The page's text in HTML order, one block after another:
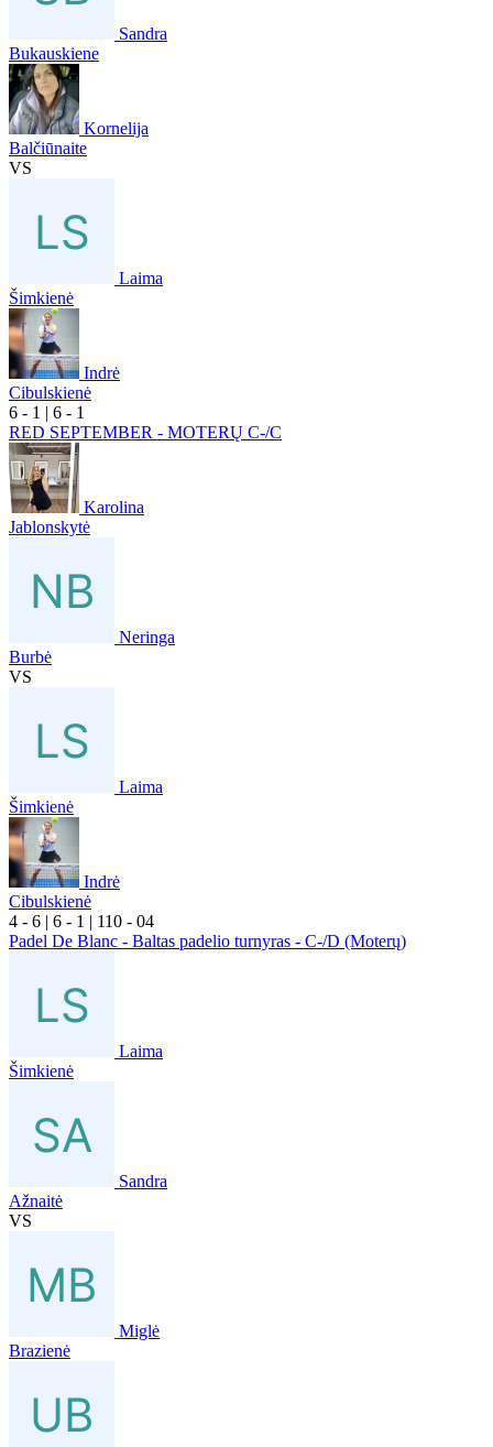
Sandra
Bukauskiene
Kornelija
Balčiūnaite
VS
Laima
Šimkienė
Indrė
Cibulskienė
6 - 1 | 6 - 1
RED SEPTEMBER - MOTERŲ C-/C
Karolina
Jablonskytė
Neringa
Burbė
VS
Laima
Šimkienė
Indrė
Cibulskienė
4 - 6 | 6 - 1 | 110 - 04
Padel De Blanc - Baltas padelio turnyras - C-/D (Moterų)
Laima
Šimkienė
Sandra
Ažnaitė
VS
Miglė
Brazienė